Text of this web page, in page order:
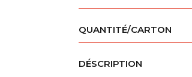
QUANTITÉ/CARTON
DÉSCRIPTION